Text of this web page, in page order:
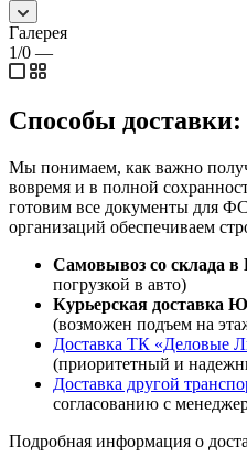
Галерея
1/0 —
Способы доставки:
Мы понимаем, как важно
вовремя и в полной
готовим все документы для
организаций обеспечиваем
Самовывоз со склада в
погрузкой в авто)
Курьерская доставка
(возможен подъем на
Доставка ТК «Деловые
(приоритетный и
Доставка другой
согласованию с
Подробная информация о